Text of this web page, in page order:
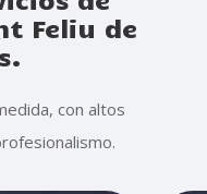
Feliu de
con altos